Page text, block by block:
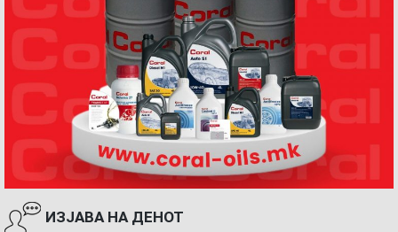
ИЗЈАВА НА ДЕНОТ